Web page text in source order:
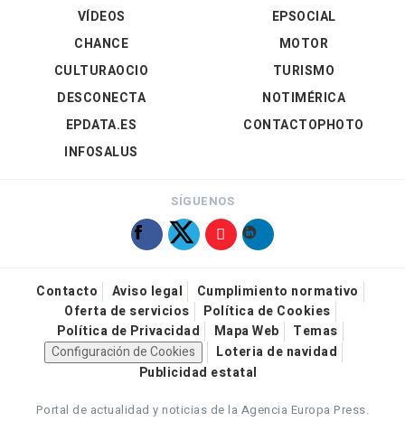
VÍDEOS
EPSOCIAL
CHANCE
CULTURAOCIO
DESCONECTA
EPDATA.ES
INFOSALUS
MOTOR
TURISMO
NOTIMÉRICA
CONTACTOPHOTO
SÍGUENOS
Contacto Aviso legal
Cumplimiento normativo
Oferta de servicios
Política de Cookies
Política de Privacidad
Mapa Web
Temas
Configuración de Cookies
Loteria de navidad
Publicidad estatal
Portal de actualidad y noticias de la Agencia Europa Press.